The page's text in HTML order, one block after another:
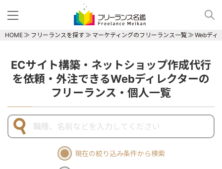
HOME フリーランスを探す マーケティングのフリーランス一覧 Webディ
ECサイト構築・ネットショップ作成代行
を依頼・外注できるWebディレクターの
フリーランス・個人一覧
現在の絞り込み条件から検索